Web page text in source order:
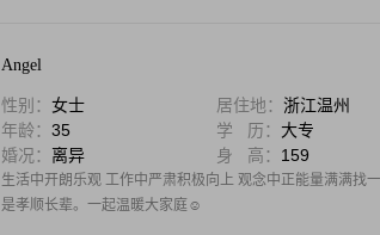
Angel
性别： 女士 居住地： 浙江温州
年龄： 35 学 历： 大专
婚况： 离异 身 高： 159
生活中开朗乐观 工作中严肃积极向上 观念中正能量满满找
是孝顺长辈。一起温暖大家庭☺️